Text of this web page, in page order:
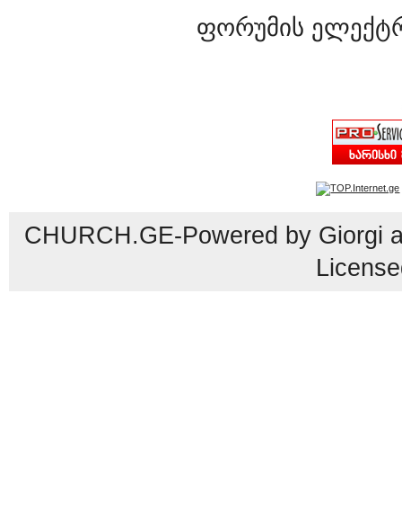
ფორუმის
CHURCH.GE-Powered by Giorgi